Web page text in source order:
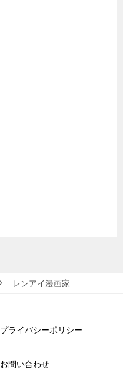
レンアイ漫画家
プライバシーポリシー
お問い合わせ